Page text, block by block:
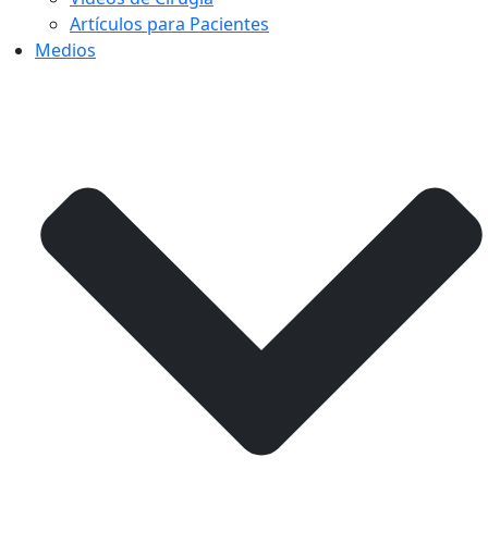
Artículos para Pacientes
Medios